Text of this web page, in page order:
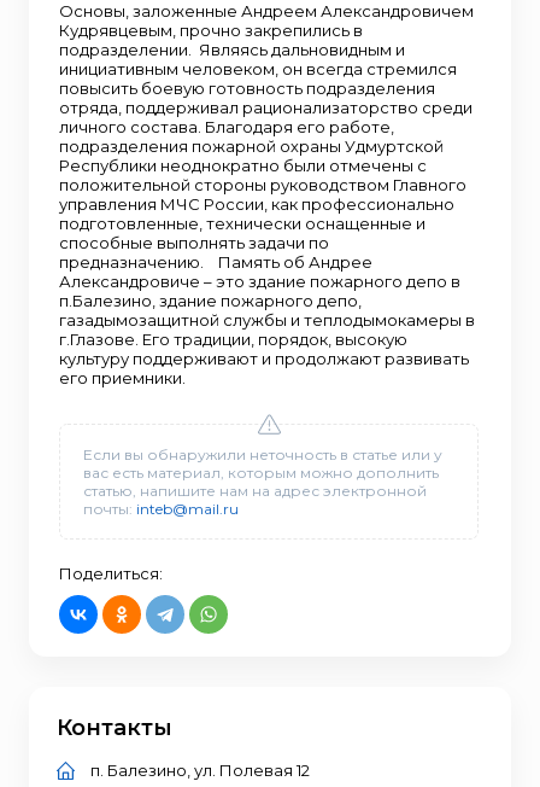
Основы, заложенные Андреем Александровичем
Кудрявцевым, прочно закрепились в
подразделении. Являясь дальновидным и
инициативным человеком, он всегда стремился
повысить боевую готовность подразделения
отряда, поддерживал рационализаторство среди
личного состава. Благодаря его работе,
подразделения пожарной охраны Удмуртской
Республики неоднократно были отмечены с
положительной стороны руководством Главного
управления МЧС России, как профессионально
подготовленные, технически оснащенные и
способные выполнять задачи по
предназначению. Память об Андрее
Александровиче – это здание пожарного депо в
п.Балезино, здание пожарного депо,
газадымозащитной службы и теплодымокамеры в
г.Глазове. Его традиции, порядок, высокую
культуру поддерживают и продолжают развивать
его приемники.
Если вы обнаружили неточность в статье или у
вас есть материал, которым можно дополнить
статью, напишите нам на адрес электронной
почты: inteb@mail.ru
Поделиться:
Контакты
п. Балезино, ул. Полевая 12